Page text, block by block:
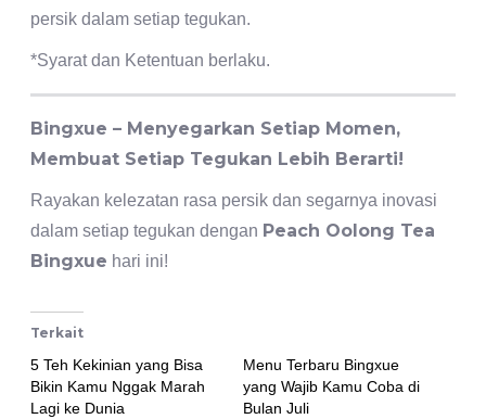
persik dalam setiap tegukan.
*Syarat dan Ketentuan berlaku.
Bingxue – Menyegarkan Setiap Momen,
Membuat Setiap Tegukan Lebih Berarti!
Rayakan kelezatan rasa persik dan segarnya inovasi
dalam setiap tegukan dengan Peach Oolong Tea
Bingxue hari ini!
Terkait
5 Teh Kekinian yang Bisa
Bikin Kamu Nggak Marah
Lagi ke Dunia
Menu Terbaru Bingxue
yang Wajib Kamu Coba di
Bulan Juli